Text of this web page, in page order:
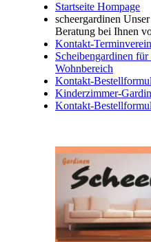
Startseite Hompage
scheergardinen
Beratung bei Ihnen
Kontakt-
Scheibengardinen für
Wohnbereich
Kontakt-
Kinderzimmer-
Kontakt-